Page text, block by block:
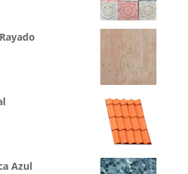
Azul